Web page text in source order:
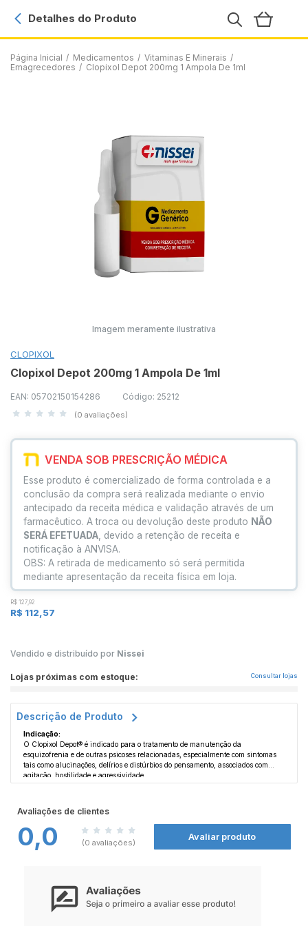
Página Inicial / Medicamentos / Vitaminas E Minerais /
Emagrecedores / Clopixol Depot 200mg 1 Ampola De 1ml
Detalhes do Produto
Imagem meramente ilustrativa
CLOPIXOL
Clopixol Depot 200mg 1 Ampola De 1ml
EAN: 05702150154286 Código: 25212
(0 avaliações)
VENDA SOB PRESCRIÇÃO MÉDICA
Esse produto é comercializado de forma controlada e a
conclusão da compra será realizada mediante o envio
antecipado da receita médica e validação através de um
farmacêutico. A troca ou devolução deste produto NÃO
SERÁ EFETUADA , devido a retenção de receita e
notificação à ANVISA.
OBS: A retirada de medicamento só será permitida
mediante apresentação da receita física em loja.
R$ 127,92
R$ 112,57
Vendido e distribuído por Nissei
Lojas próximas com estoque: Consultar lojas
Descrição de Produto
Indicação:
O Clopixol Depot® é indicado para o tratamento de manutenção da
esquizofrenia e de outras psicoses relacionadas, especialmente com sintomas
tais como alucinações, delírios e distúrbios do pensamento, associados com
agitação, hostilidade e agressividade.
Seu médico, entretanto, pode prescrever o Clopixol Depot® para outra
Contraindicação:
Não use o Clopixol® se você:
Este medicamento não deve ser utilizado por mulheres grávidas sem orientação
médica ou do cirurgião-dentista.
Avaliações de clientes
0,0 (0 avaliações)
Avaliar produto